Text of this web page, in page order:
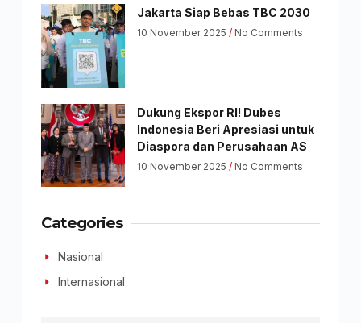
Jakarta Siap Bebas TBC 2030
10 November 2025 No Comments
Dukung Ekspor RI! Dubes
Indonesia Beri Apresiasi untuk
Diaspora dan Perusahaan AS
10 November 2025 No Comments
Categories
Nasional
Internasional